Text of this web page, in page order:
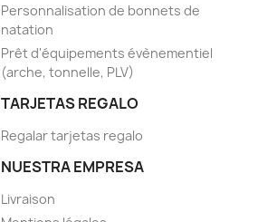
Personnalisation de bonnets de
natation
Prêt d'équipements évènementiel
(arche, tonnelle, PLV)
TARJETAS REGALO
Regalar tarjetas regalo
NUESTRA EMPRESA
Livraison